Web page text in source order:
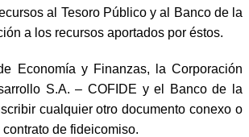
al Tesoro Público y al Banco de la
a los recursos aportados por éstos.
Economía y Finanzas, la Corporación
S.A. – COFIDE y el Banco de la
cualquier otro documento conexo o
de fideicomiso.